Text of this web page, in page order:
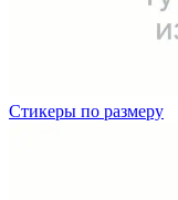
Стикеры по размеру